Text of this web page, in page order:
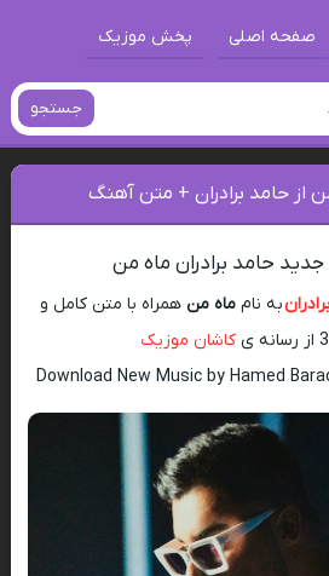
صفحه اصلی پخش موزیک
جستجو
از حامد برادران + متن آهنگ
حامد برادران ماه من
به نام ماه من همراه با متن کامل و
کاشان موزیک
Download New Music by Hamed